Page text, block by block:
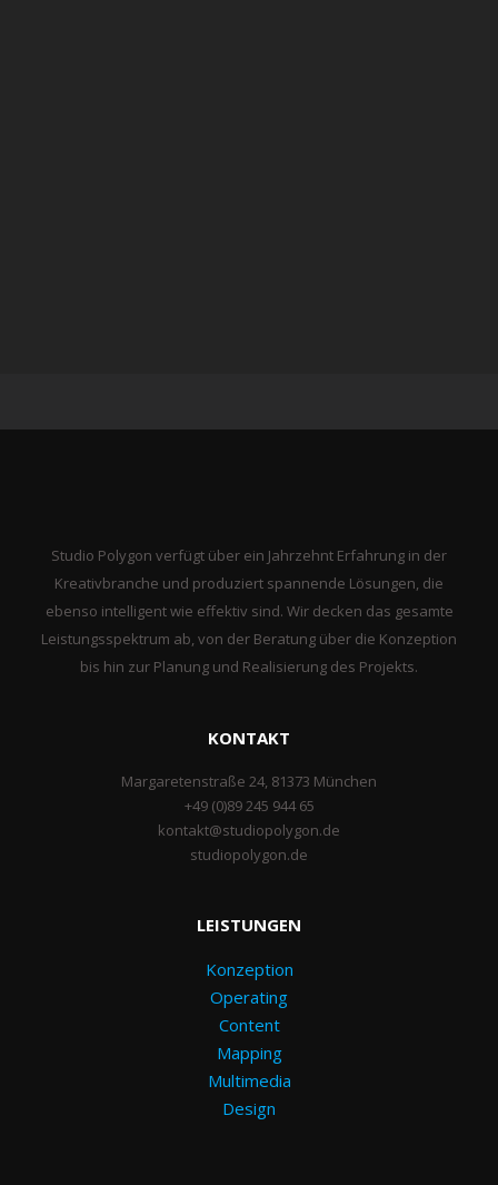
Studio Polygon verfügt über ein Jahrzehnt Erfahrung in der
Kreativbranche und produziert spannende Lösungen, die
ebenso intelligent wie effektiv sind. Wir decken das gesamte
Leistungsspektrum ab, von der Beratung über die Konzeption
bis hin zur Planung und Realisierung des Projekts.
KONTAKT
Margaretenstraße 24, 81373 München
+49 (0)89 245 944 65
kontakt@studiopolygon.de
studiopolygon.de
LEISTUNGEN
Konzeption
Operating
Content
Mapping
Multimedia
Design